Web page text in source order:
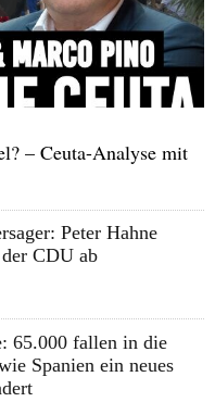
– Ceuta-Analyse mit
Peter Hahne
CDU ab
65.000 fallen in die
Spanien ein neues